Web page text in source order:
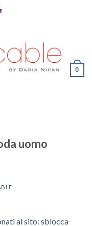
0
uomo
al sito: sblocca